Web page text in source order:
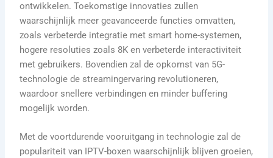
ontwikkelen. Toekomstige innovaties zullen
waarschijnlijk meer geavanceerde functies omvatten,
zoals verbeterde integratie met smart home-systemen,
hogere resoluties zoals 8K en verbeterde interactiviteit
met gebruikers. Bovendien zal de opkomst van 5G-
technologie de streamingervaring revolutioneren,
waardoor snellere verbindingen en minder buffering
mogelijk worden.
Met de voortdurende vooruitgang in technologie zal de
populariteit van IPTV-boxen waarschijnlijk blijven groeien,